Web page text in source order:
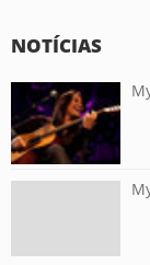
NOTÍCIAS